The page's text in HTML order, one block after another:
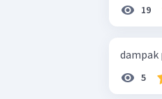
19
5